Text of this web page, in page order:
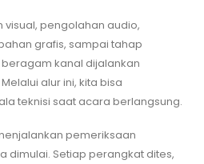
pengolahan audio,
grafis, sampai tahap
kanal dijalankan
alur ini, kita bisa
teknisi saat acara berlangsung.
pemeriksaan
dimulai. Setiap perangkat dites,